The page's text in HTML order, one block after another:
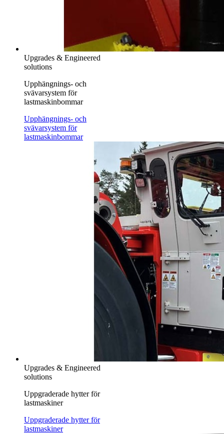
Upgrades & Engineered
solutions
Upphängnings- och
svävarsystem för
lastmaskinbommar
Upphängnings- och
svävarsystem för
lastmaskinbommar
Upgrades & Engineered
solutions
Uppgraderade hytter för
lastmaskiner
Uppgraderade hytter för
lastmaskiner